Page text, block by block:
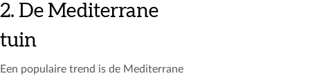
2. De Mediterrane
tuin
Een populaire trend is de Mediterrane